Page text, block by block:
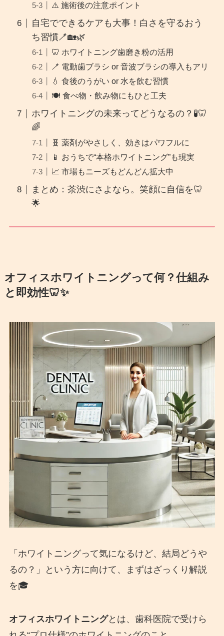
⚠️ 施術後の注意ポイント
自宅でできるケアも大事！白さを守るおう
ち習慣🪥🏡🌿
🦷 ホワイトニング歯磨き粉の活用
🪥 電動歯ブラシ or 音波ブラシの導入もアリ
💧 食後のうがい or 水を飲む習慣
🍽️ 食べ物・飲み物にもひと工夫
ホワイトニングの未来ってどうなるの？🧪🦷
🌈
🧬 薬剤がやさしく、効きはパワフルに
📱 おうちで“本格ホワイトニング”も現実
📈 市場もニーズもどんどん拡大中
まとめ：茶渋にさよなら。笑顔に自信を🦷
🌟
オフィスホワイトニングって何？仕組み
と即効性🦷✨
「ホワイトニングって気になるけど、結局どうや
るの？」という方に向けて、まずはざっくり解説
を🎓
オフィスホワイトニングとは、歯科医院で受けら